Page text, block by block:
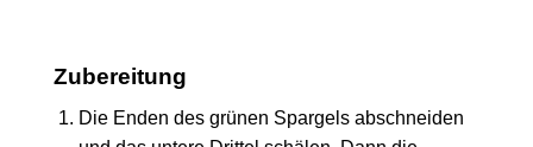
Zubereitung
Die Enden des grünen Spargels abschneiden